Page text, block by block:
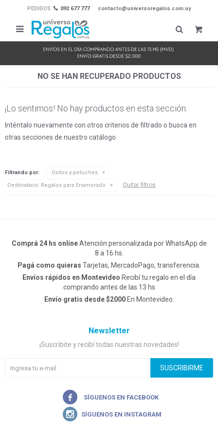
PEDIDOS: 092 677 777 contacto@universoregalos.com.uy

NO SE HAN RECUPERADO PRODUCTOS
¡Lo sentimos! No hay productos en esta sección.
Inténtalo nuevamente con otros criterios de filtrado o busca en
otras secciones de nuestro catálogo.
Filtrando por:
Ositos y peluches
Destinatario: Regalos para Enamorado Quitar filtros
Comprá 24 hs onlineAtención personalizada por WhatsApp de
8 a 16 hs.
Pagá como quieras Tarjetas, MercadoPago, transferencia.
Envíos rápidos en Montevideo Recibí tu regalo en el día
comprando antes de las 13 hs
Envío gratis desde $2000En Montevideo.
Newsletter
¡Suscribite y recibí todas nuestras novedades!
SUSCRIBIRME

